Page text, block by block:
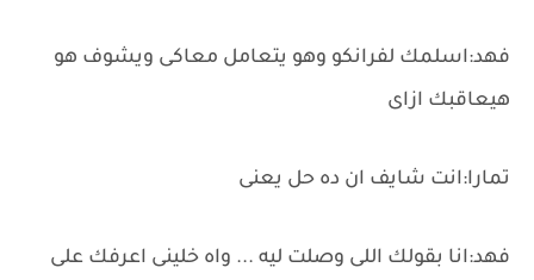
فهد:اسلمك لفرانكو وهو يتعامل معاكى ويشوف هو
هيعاقبك ازاى
تمارا:انت شايف ان ده حل يعنى
فهد:انا بقولك اللى وصلت ليه ... واه خلينى اعرفك على